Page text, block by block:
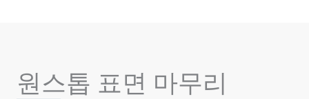
원스톱 표면 마무리